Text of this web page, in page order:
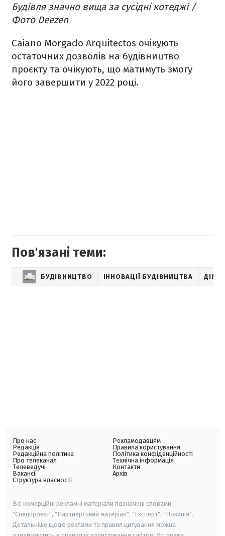
Будівля значно вища за сусідні котеджі /
Фото Deezen
Caiano Morgado Arquitectos очікують
остаточних дозволів на будівництво
проєкту та очікують, що матимуть змогу
його завершити у 2022 році.
Пов'язані теми:
БУДІВНИЦТВО ІННОВАЦІЇ БУДІВНИЦТВА ДІМ
Про нас
Редакція
Редакційна політика
Про телеканал
Телеведучі
Вакансії
Структура власності
Рекламодавцям
Правила користування
Політика конфіденційності
Технічна інформація
Контакти
Архів
Всі комерційні рекламні матеріали позначені словами
"Спецпроєкт", "Партнерський матеріал", "Експерт", "Позиція".
Детальніше щодо реклами та правил цитування можна